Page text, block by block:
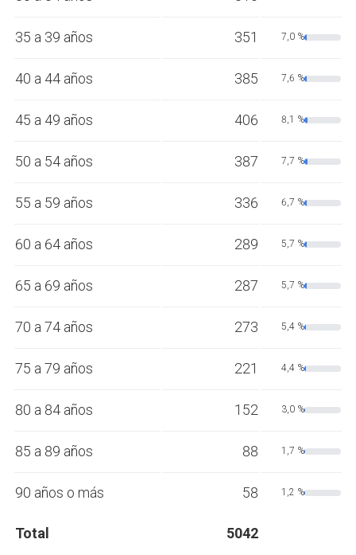
35 a 39 años 351 7,0 %
40 a 44 años 385 7,6 %
45 a 49 años 406 8,1 %
50 a 54 años 387 7,7 %
55 a 59 años 336 6,7 %
60 a 64 años 289 5,7 %
65 a 69 años 287 5,7 %
70 a 74 años 273 5,4 %
75 a 79 años 221 4,4 %
80 a 84 años 152 3,0 %
85 a 89 años 88 1,7 %
90 años o más 58 1,2 %
Total 5042